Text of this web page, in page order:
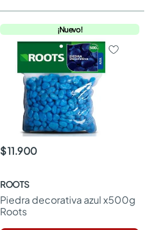
¡Nuevo!
$ 11.900
ROOTS
Piedra decorativa azul x500g
Roots